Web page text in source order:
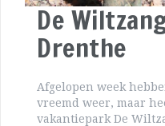
De
Drenthe
Afgelopen week
vreemd weer, maar
vakantiepark De